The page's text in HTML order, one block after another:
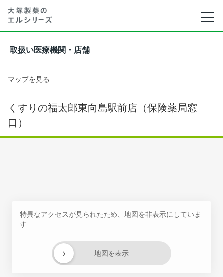
取扱い医療機関・店舗
マップを見る
くすりの福太郎東向島駅前店（保険薬局窓
口）
特異なアクセスが見られたため、地図を非表示にしていま
す
地図を表示
›